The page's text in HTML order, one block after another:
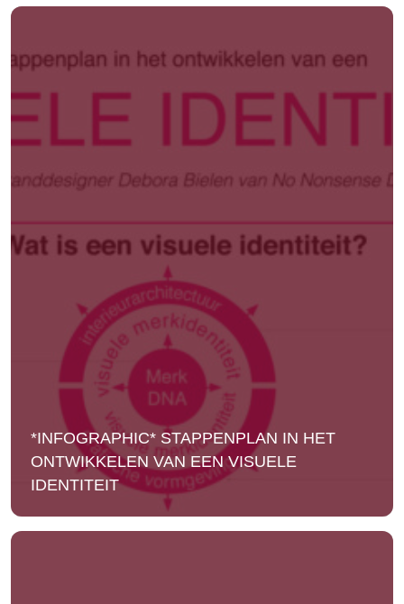
*INFOGRAPHIC* STAPPENPLAN IN HET
ONTWIKKELEN VAN EEN VISUELE
IDENTITEIT